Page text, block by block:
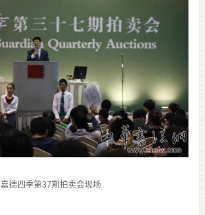
嘉德四季第37期拍卖会现场